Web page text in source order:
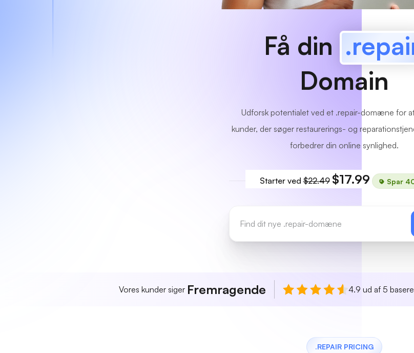
Få din
Domain
Udforsk potentialet ved et .repair-domæne for
kunder, der søger restaurerings- og
forbedrer din online synlighed.
Starter ved$22.49 $17.99 Spar
Vores kunder siger Fremragende 4.9 ud af 5
.REPAIR PRICING